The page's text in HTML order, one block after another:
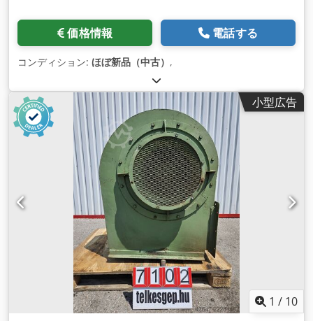
価格情報 電話する
コンディション: ほぼ新品（中古） ,
小型広告
1 / 10